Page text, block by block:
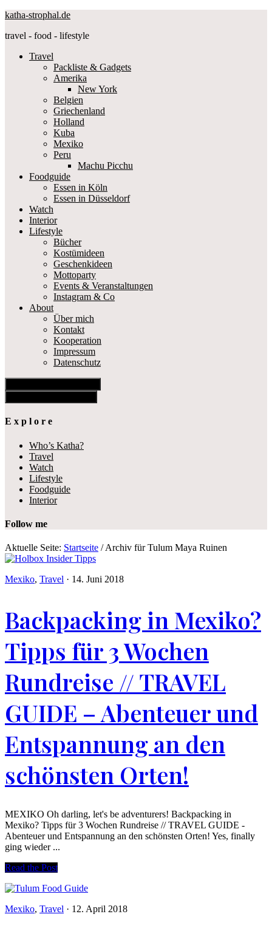
katha-strophal.de
travel - food - lifestyle
Travel
Packliste & Gadgets
Amerika
New York
Belgien
Griechenland
Holland
Kuba
Mexiko
Peru
Machu Picchu
Foodguide
Essen in Köln
Essen in Düsseldorf
Watch
Interior
Lifestyle
Bücher
Kostümideen
Geschenkideen
Mottoparty
Events & Veranstaltungen
Instagram & Co
About
Über mich
Kontakt
Kooperation
Impressum
Datenschutz
E x p l o r e
Who’s Katha?
Travel
Watch
Lifestyle
Foodguide
Interior
Follow me
Aktuelle Seite: Startseite /Archiv für Tulum Maya Ruinen
Mexiko, Travel · 14. Juni 2018
Backpacking in Mexiko?
Tipps für 3 Wochen
Rundreise // TRAVEL
GUIDE – Abenteuer und
Entspannung an den
schönsten Orten!
MEXIKO Oh darling, let's be adventurers! Backpacking in
Mexiko? Tipps für 3 Wochen Rundreise // TRAVEL GUIDE -
Abenteuer und Entspannung an den schönsten Orten! Yes, finally
ging wieder ...
Read the Post
Mexiko, Travel · 12. April 2018